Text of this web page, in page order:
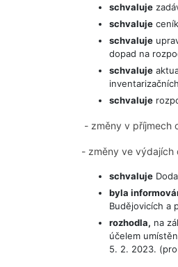
schvaluje
schvaluje
schvaluje
dopad na
schvaluje
schvaluje
- změny v příjmech
- změny ve výdajích
schvaluje
byla
Budějovicích a
rozhodla, na
účelem
5. 2. 2023.